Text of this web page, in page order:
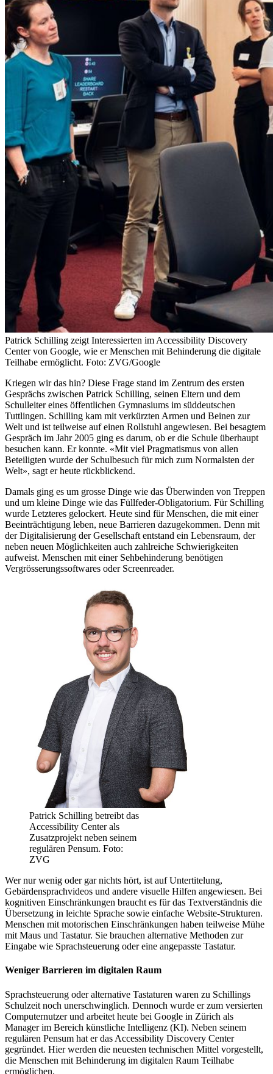
Patrick Schilling zeigt Interessierten im Accessibility Discovery
Center von Google, wie er Menschen mit Behinderung die digitale
Teilhabe ermöglicht. Foto: ZVG/Google
Kriegen wir das hin? Diese Frage stand im Zentrum des ersten
Gesprächs zwischen Patrick Schilling, seinen Eltern und dem
Schulleiter eines öffentlichen Gymnasiums im süddeutschen
Tuttlingen. Schilling kam mit verkürzten Armen und Beinen zur
Welt und ist teilweise auf einen Rollstuhl angewiesen. Bei besagtem
Gespräch im Jahr 2005 ging es darum, ob er die Schule überhaupt
besuchen kann. Er konnte. «Mit viel Pragmatismus von allen
Beteiligten wurde der Schulbesuch für mich zum Normalsten der
Welt», sagt er heute rückblickend.
Damals ging es um grosse Dinge wie das Überwinden von Treppen
und um kleine Dinge wie das Füllfeder-Obligatorium. Für Schilling
wurde Letzteres gelockert. Heute sind für Menschen, die mit einer
Beeinträchtigung leben, neue Barrieren dazugekommen. Denn mit
der Digitalisierung der Gesellschaft entstand ein Lebensraum, der
neben neuen Möglichkeiten auch zahlreiche Schwierigkeiten
aufweist. Menschen mit einer Sehbehinderung benötigen
Vergrösserungssoftwares oder Screenreader.
Patrick Schilling betreibt das
Accessibility Center als
Zusatzprojekt neben seinem
regulären Pensum. Foto:
ZVG
Wer nur wenig oder gar nichts hört, ist auf Untertitelung,
Gebärdensprachvideos und andere visuelle Hilfen angewiesen. Bei
kognitiven Einschränkungen braucht es für das Textverständnis die
Übersetzung in leichte Sprache sowie einfache Website-Strukturen.
Menschen mit motorischen Einschränkungen haben teilweise Mühe
mit Maus und Tastatur. Sie brauchen alternative Methoden zur
Eingabe wie Sprachsteuerung oder eine angepasste Tastatur.
Weniger Barrieren im digitalen Raum
Sprachsteuerung oder alternative Tastaturen waren zu Schillings
Schulzeit noch unerschwinglich. Dennoch wurde er zum versierten
Computernutzer und arbeitet heute bei Google in Zürich als
Manager im Bereich künstliche Intelligenz (KI). Neben seinem
regulären Pensum hat er das Accessibility Discovery Center
gegründet. Hier werden die neuesten technischen Mittel vorgestellt,
die Menschen mit Behinderung im digitalen Raum Teilhabe
ermöglichen.